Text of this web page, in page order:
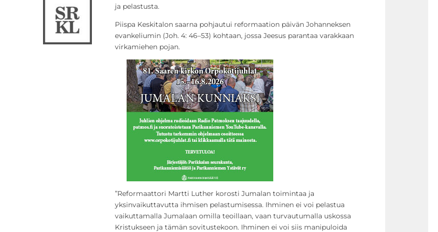
ja pelastusta.
Piispa Keskitalon saarna pohjautui reformaation päivän Johanneksen
evankeliumin (Joh. 4: 46–53) kohtaan, jossa Jeesus parantaa varakkaan
virkamiehen pojan.
”Reformaattori Martti Luther korosti Jumalan toimintaa ja
yksinvaikuttavutta ihmisen pelastumisessa. Ihminen ei voi pelastua
vaikuttamalla Jumalaan omilla teoillaan, vaan turvautumalla uskossa
Kristukseen ja tämän sovitustekoon. Ihminen ei voi siis manipuloida